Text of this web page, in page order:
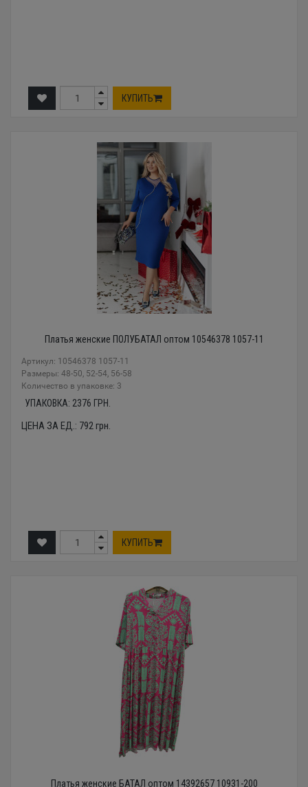
КУПИТЬ
Платья женские ПОЛУБАТАЛ оптом 10546378 1057-11
Артикул: 10546378 1057-11
Размеры: 48-50, 52-54, 56-58
Количество в упаковке: 3
УПАКОВКА: 2376 ГРН.
ЦЕНА ЗА ЕД.: 792грн.
КУПИТЬ
Платья женские БАТАЛ оптом 14392657 10931-200